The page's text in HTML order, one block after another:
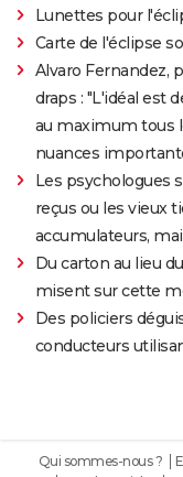
Lunettes pour
Carte de l'éclipse
Alvaro Fernandez,
draps : "L'idéal est
au maximum tous
nuances
Les psychologues
reçus ou les vieux
accumulateurs,
Du carton au lieu
misent sur cette
Des policiers
conducteurs
Qui sommes-nous ?